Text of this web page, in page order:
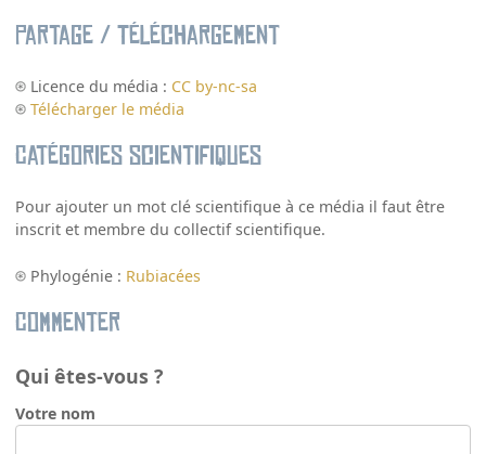
Partage / Téléchargement
Licence du média : CC by-nc-sa
Télécharger le média
Catégories scientifiques
Pour ajouter un mot clé scientifique à ce média il faut être
inscrit et membre du collectif scientifique.
Phylogénie : Rubiacées
Commenter
Qui êtes-vous ?
Votre nom